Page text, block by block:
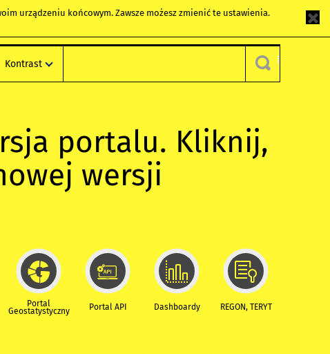
urządzeniu końcowym. Zawsze możesz zmienić te ustawienia.
Kontrast
portalu. Kliknij,
wersji
Portal
Geostatystyczny Portal API Dashboardy REGON, TERYT